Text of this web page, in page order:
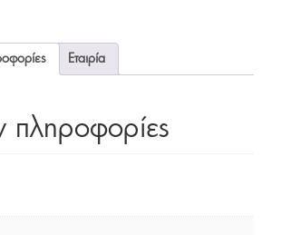
Εταιρία
πληροφορίες